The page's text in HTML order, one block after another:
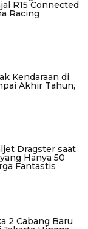
R15 Connected
Racing
Kendaraan di
Akhir Tahun,
Dragster saat
Hanya 50
Fantastis
2 Cabang Baru